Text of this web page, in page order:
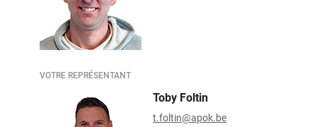
VOTRE REPRÉSENTANT
Toby Foltin
t.foltin@apok.be